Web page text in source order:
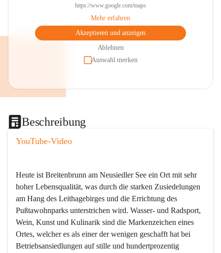
https://www.google.com/maps
Mehr erfahren
Akzeptieren und anzeigen
Ablehnen
Auswahl merken
Beschreibung
YouTube-Video
Heute ist Breitenbrunn am Neusiedler See ein Ort mit sehr
hoher Lebensqualität, was durch die starken Zusiedelungen
am Hang des Leithagebirges und die Errichtung des
Pußtawohnparks unterstrichen wird. Wasser- und Radsport,
Wein, Kunst und Kulinarik sind die Markenzeichen eines
Ortes, welcher es als einer der wenigen geschafft hat bei
Betriebsansiedlungen auf stille und hundertprozentig